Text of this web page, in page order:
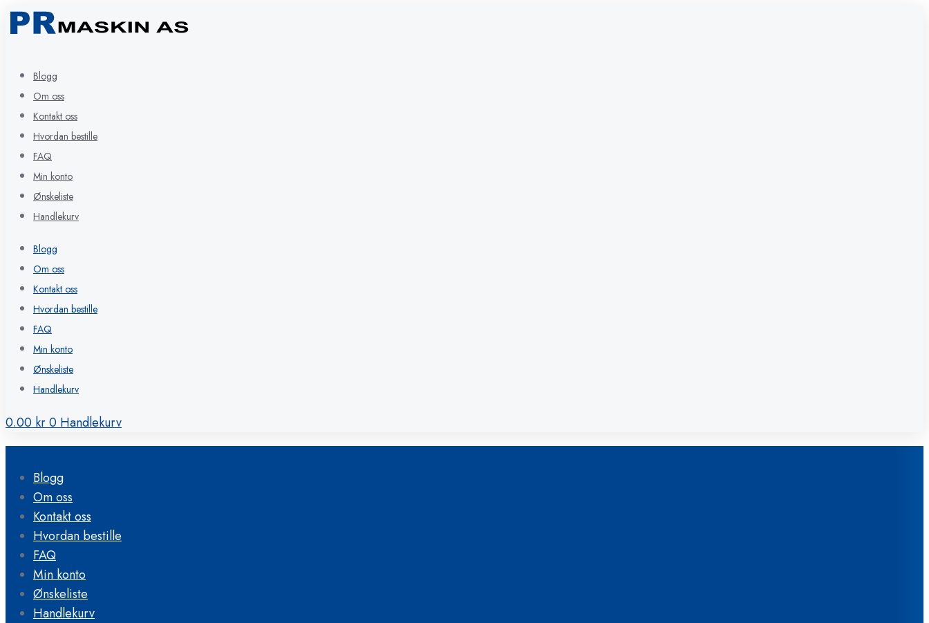
Blogg
Om oss
Kontakt oss
Hvordan bestille
FAQ
Min konto
Ønskeliste
Handlekurv
Blogg
Om oss
Kontakt oss
Hvordan bestille
FAQ
Min konto
Ønskeliste
Handlekurv
0.00kr0Handlekurv
Blogg
Om oss
Kontakt oss
Hvordan bestille
FAQ
Min konto
Ønskeliste
Handlekurv